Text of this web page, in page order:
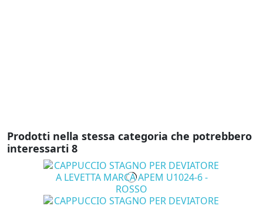
Prodotti nella stessa categoria che potrebbero
interessarti 8